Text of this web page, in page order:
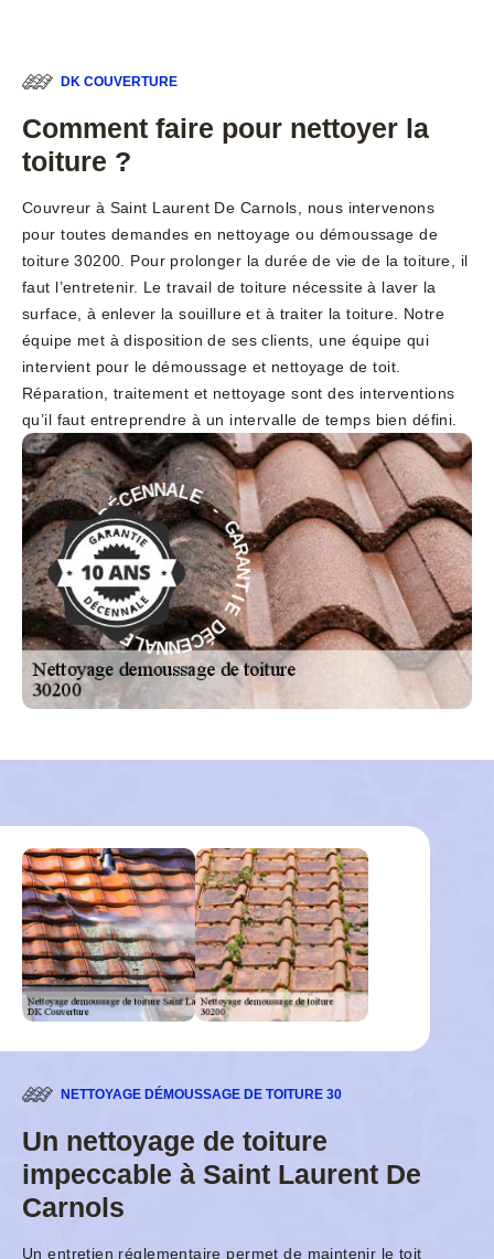
DK COUVERTURE
Comment faire pour nettoyer la
toiture ?
Couvreur à Saint Laurent De Carnols, nous intervenons
pour toutes demandes en nettoyage ou démoussage de
toiture 30200. Pour prolonger la durée de vie de la toiture, il
faut l’entretenir. Le travail de toiture nécessite à laver la
surface, à enlever la souillure et à traiter la toiture. Notre
équipe met à disposition de ses clients, une équipe qui
intervient pour le démoussage et nettoyage de toit.
Réparation, traitement et nettoyage sont des interventions
qu’il faut entreprendre à un intervalle de temps bien défini.
G
A
R
A
N
T
I
E
D
É
C
E
NNALE - GAR
A
N
T
I
E
D
É
C
E
N
N
A
L
E
-
NETTOYAGE DÉMOUSSAGE DE TOITURE 30
Un nettoyage de toiture
impeccable à Saint Laurent De
Carnols
Un entretien réglementaire permet de maintenir le toit